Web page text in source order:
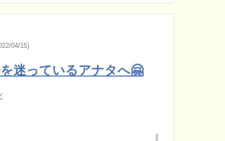
04/15)
迷っているアナタへ🤗